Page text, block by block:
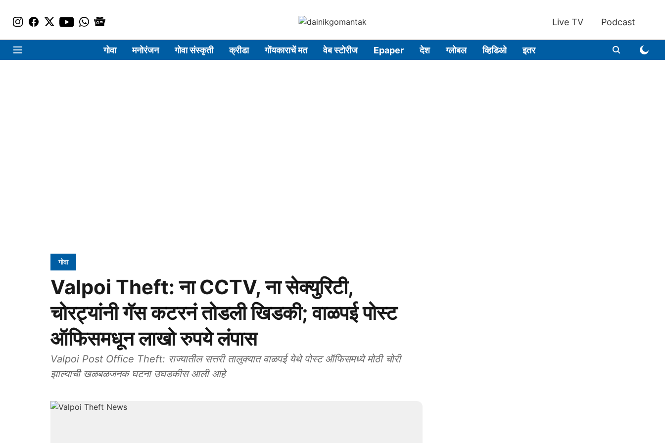
Live TV Podcast
गोवा मनोरंजन गोवा संस्कृती क्रीडा गोंयकाराचें मत वेब स्टोरीज Epaper देश ग्लोबल व्हिडिओ इतर
गोवा
Valpoi Theft: ना CCTV, ना सेक्युरिटी,
चोरट्यांनी गॅस कटरनं तोडली खिडकी; वाळपई पोस्ट
ऑफिसमधून लाखो रुपये लंपास
Valpoi Post Office Theft: राज्यातील सत्तरी तालुक्यात वाळपई येथे पोस्ट ऑफिसमध्ये मोठी चोरी
झाल्याची खळबळजनक घटना उघडकीस आली आहे